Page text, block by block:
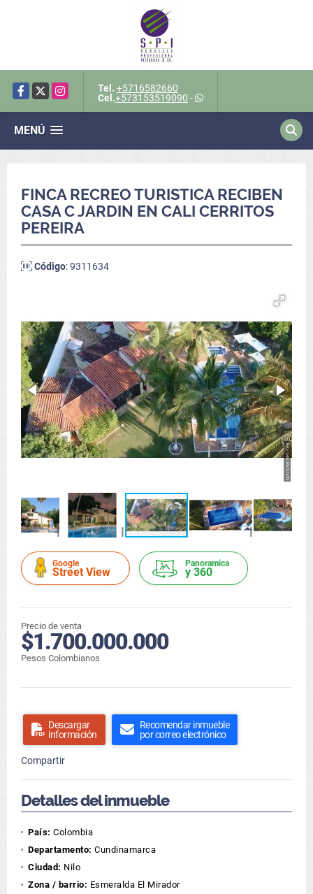
Facebook
X Instagram Tel. +5716582660
Cel.+573153519090 -
MENÚ
FINCA RECREO TURISTICA RECIBEN
CASA C JARDIN EN CALI CERRITOS
PEREIRA
Código: 9311634
Google
Street View
Panoramica
y 360
Precio de venta
$1.700.000.000
Pesos Colombianos
Descargar
información
Recomendar inmueble
por correo electrónico
Compartir
Detalles del inmueble
País: Colombia
Departamento: Cundinamarca
Ciudad: Nilo
Zona / barrio: Esmeralda El Mirador